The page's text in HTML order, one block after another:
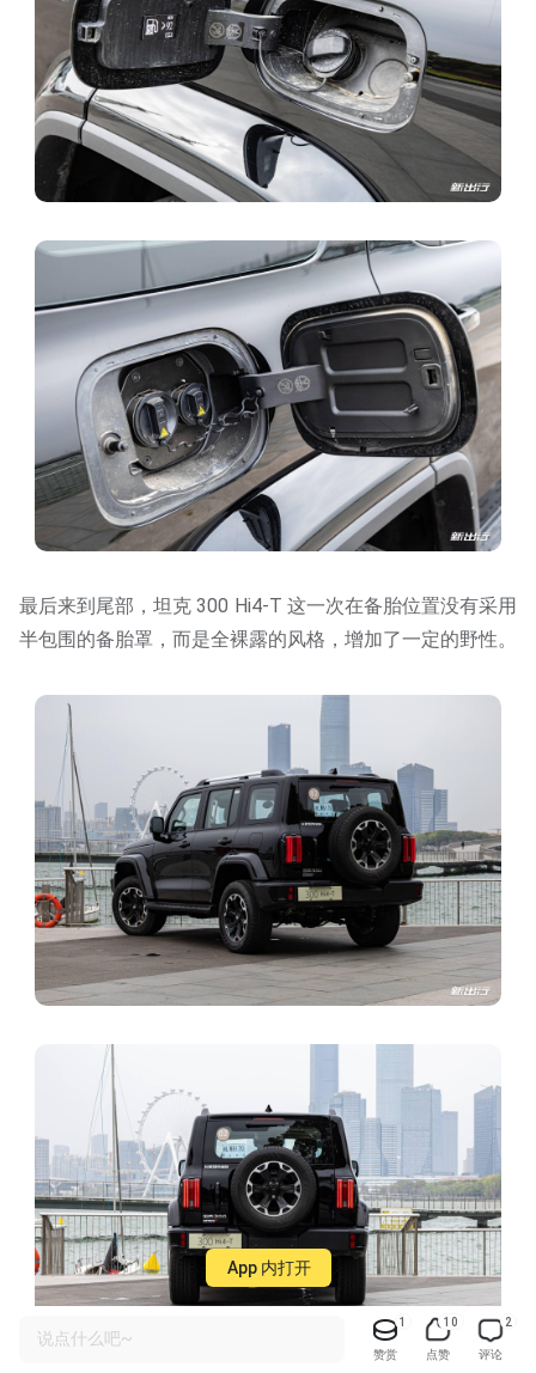
最后来到尾部，坦克 300 Hi4-T 这一次在备胎位置没有采用
半包围的备胎罩，而是全裸露的风格，增加了一定的野性。
App 内打开
说点什么吧~
1
赞赏
10
点赞
2
评论